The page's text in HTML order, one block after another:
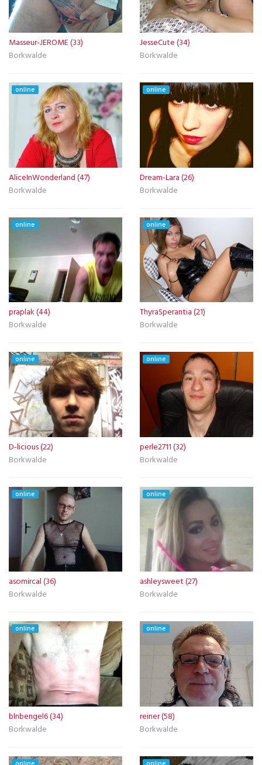
Masseur-JEROME (33)
Borkwalde
JesseCute (34)
Borkwalde
online
AliceInWonderland (47)
Borkwalde
online
Dream-Lara (26)
Borkwalde
online
praplak (44)
Borkwalde
online
ThyraSperantia (21)
Borkwalde
online
D-licious (22)
Borkwalde
online
perle2711 (32)
Borkwalde
online
asomircal (36)
Borkwalde
online
ashleysweet (27)
Borkwalde
online
blnbengel6 (34)
Borkwalde
online
reiner (58)
Borkwalde
online online